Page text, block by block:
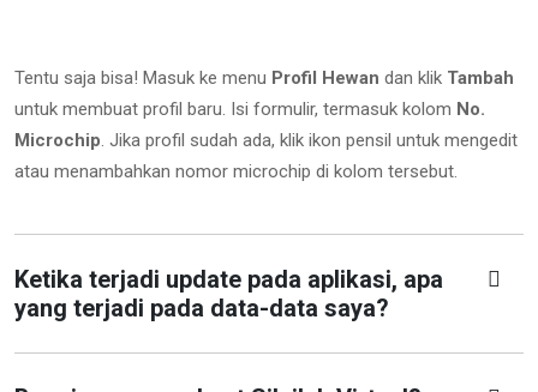
Tentu saja bisa! Masuk ke menu Profil Hewan dan klik Tambah
untuk membuat profil baru. Isi formulir, termasuk kolom No.
Microchip. Jika profil sudah ada, klik ikon pensil untuk mengedit
atau menambahkan nomor microchip di kolom tersebut.
Ketika terjadi update pada aplikasi, apa
yang terjadi pada data-data saya?